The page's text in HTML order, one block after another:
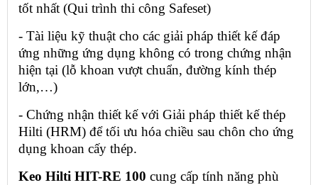
tốt nhất (Qui trình thi công Safeset)
- Tài liệu kỹ thuật cho các giải pháp thiết kế đáp
ứng những ứng dụng không có trong chứng nhận
hiện tại (lỗ khoan vượt chuẩn, đường kính thép
lớn,…)
- Chứng nhận thiết kế với Giải pháp thiết kế thép
Hilti (HRM) để tối ưu hóa chiều sau chôn cho ứng
dụng khoan cấy thép.
Keo Hilti HIT-RE 100 cung cấp tính năng phù